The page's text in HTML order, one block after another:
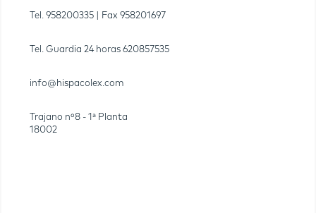
Tel. 958200335 | Fax 958201697
Tel. Guardia 24 horas 620857535
info@hispacolex.com
Trajano nº8 - 1ª Planta
18002